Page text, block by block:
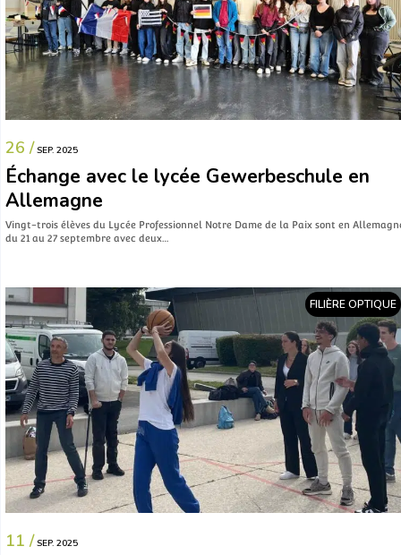
26 / SEP. 2025
Échange avec le lycée Gewerbeschule en
Allemagne
Vingt-trois élèves du Lycée Professionnel Notre Dame de la Paix sont en
du 21 au 27 septembre avec deux…
FILIÈRE OPTIQUE
11 / SEP. 2025